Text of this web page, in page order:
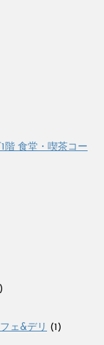
階 食堂・喫茶コー
ェ&デリ (1)